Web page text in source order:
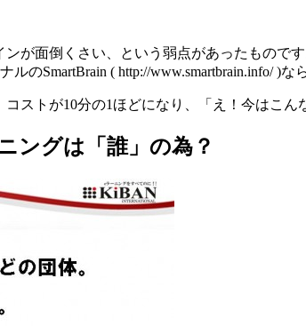
が面倒くさい、という弱点があったもので
のSmartBrain ( http://www.smartbrain.info/ )
ストが10分の1ほどになり、「え！今はこん
ングは「誰」の為？